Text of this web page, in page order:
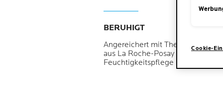
BERUHIGT
Angereichert mit Thermalwasser
aus La Roche-Posay wirkt die
Feuchtigkeitspflege beruhigend.
Cookie-